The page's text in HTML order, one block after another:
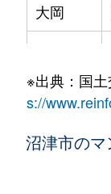
大岡
大岡
※出典：国
s://
沼津市の